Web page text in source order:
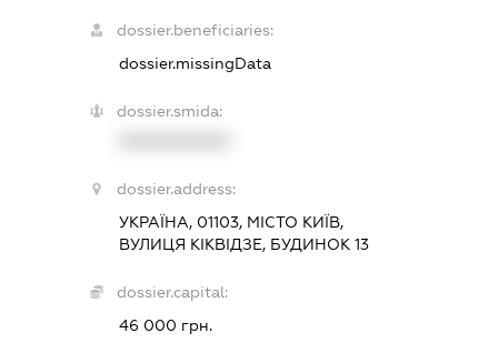
dossier.beneficiaries:
dossier.missingData
dossier.smida:
dossier.address:
УКРАЇНА, 01103, МІСТО КИЇВ,
ВУЛИЦЯ КІКВІДЗЕ, БУДИНОК 13
dossier.capital:
46 000 грн.